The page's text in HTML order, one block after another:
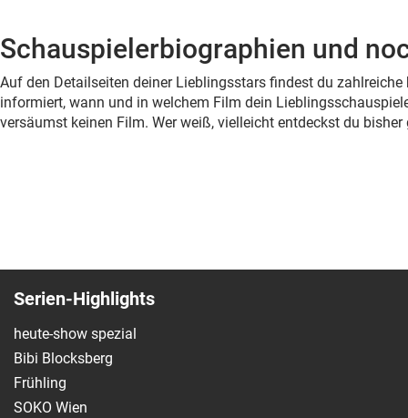
Schauspielerbiographien und
Auf den Detailseiten deiner Lieblingsstars findest du
informiert, wann und in welchem Film dein
versäumst keinen Film. Wer weiß, vielleicht entdeckst du
Serien-Highlights
heute-show spezial
Bibi Blocksberg
Frühling
SOKO Wien